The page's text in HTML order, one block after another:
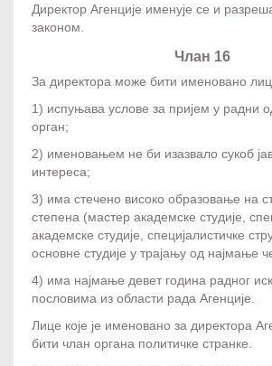
Директор Агенције именује се и
законом.
Члан 16
За директора може бити именовано
1) испуњава услове за пријем у радни
орган;
2) именовањем не би изазвало сукоб
интереса;
3) има стечено високо образовање на
степена (мастер академске студије,
академске студије, специјалистичке
основне студије у трајању од најмање
4) има најмање девет година радног
пословима из области рада Агенције.
Лице које је именовано за директора
бити члан органа политичке странке.